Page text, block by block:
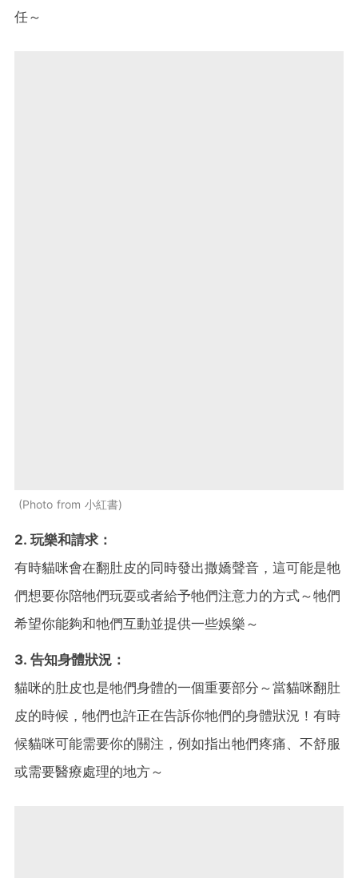
任～
Photo from 小紅書
2. 玩樂和請求：
有時貓咪會在翻肚皮的同時發出撒嬌聲音，這可能是牠
們想要你陪牠們玩耍或者給予牠們注意力的方式～牠們
希望你能夠和牠們互動並提供一些娛樂～
3. 告知身體狀況：
貓咪的肚皮也是牠們身體的一個重要部分～當貓咪翻肚
皮的時候，牠們也許正在告訴你牠們的身體狀況！有時
候貓咪可能需要你的關注，例如指出牠們疼痛、不舒服
或需要醫療處理的地方～